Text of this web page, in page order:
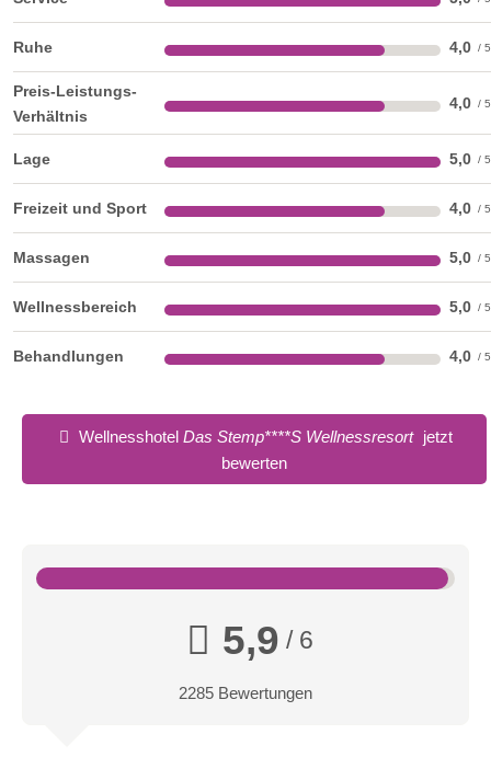
Ruhe 4,0
Preis-Leistungs-
Verhältnis
4,0
Lage 5,0
Freizeit und Sport 4,0
Massagen 5,0
Wellnessbereich 5,0
Behandlungen 4,0
Wellnesshotel Das Stemp****S Wellnessresort
jetzt
bewerten
5,9 / 6
2285 Bewertungen